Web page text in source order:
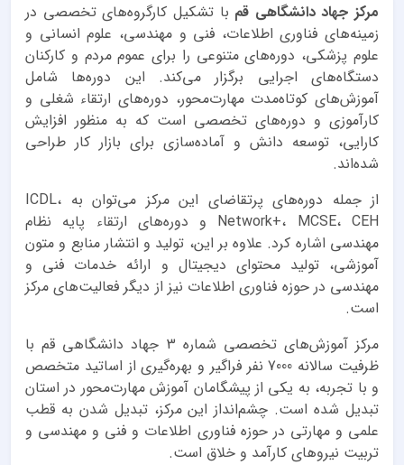
مرکز جهاد دانشگاهی قم با تشکیل کارگروه‌های تخصصی در
زمینه‌های فناوری اطلاعات، فنی و مهندسی، علوم انسانی و
علوم پزشکی، دوره‌های متنوعی را برای عموم مردم و کارکنان
دستگاه‌های اجرایی برگزار می‌کند. این دوره‌ها شامل
آموزش‌های کوتاه‌مدت مهارت‌محور، دوره‌های ارتقاء شغلی و
کارآموزی و دوره‌های تخصصی است که به منظور افزایش
کارایی، توسعه دانش و آماده‌سازی برای بازار کار طراحی
شده‌اند.
از جمله دوره‌های پرتقاضای این مرکز می‌توان به ICDL،
Network+، MCSE، CEH و دوره‌های ارتقاء پایه نظام
مهندسی اشاره کرد. علاوه بر این، تولید و انتشار منابع و متون
آموزشی، تولید محتوای دیجیتال و ارائه خدمات فنی و
مهندسی در حوزه فناوری اطلاعات نیز از دیگر فعالیت‌های مرکز
است.
مرکز آموزش‌های تخصصی شماره 3 جهاد دانشگاهی قم با
ظرفیت سالانه 7000 نفر فراگیر و بهره‌گیری از اساتید متخصص
و با تجربه، به یکی از پیشگامان آموزش مهارت‌محور در استان
تبدیل شده است. چشم‌انداز این مرکز، تبدیل شدن به قطب
علمی و مهارتی در حوزه فناوری اطلاعات و فنی و مهندسی و
تربیت نیروهای کارآمد و خلاق است.